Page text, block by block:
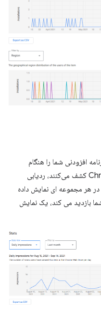
افزودنی شما را هنگام
جستجو یا مرور در فروشگاه وب Chrome کشف می‌کنند، ردیابی
هر مجموعه ای نمایش داده
بازدید می کند، یک نمایش